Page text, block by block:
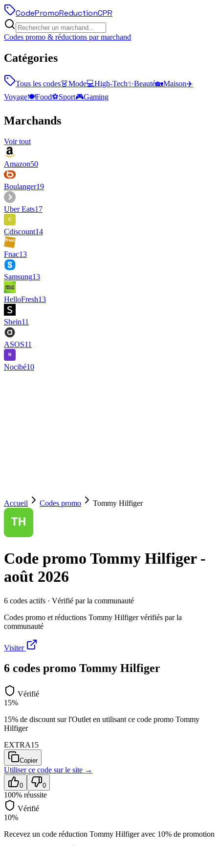
CodePromoReductionCPR
Codes promo & réductions par marchand
Catégories
Tous les codes👗Mode💻High-Tech✨Beauté🏡Maison✈️
Voyage🍽️Food⚽Sport🎮Gaming
Marchands
Voir tout
Amazon50
Boulanger19
Uber Eats17
Cdiscount14
Fnac13
Samsung13
HelloFresh13
Shein11
ASOS11
Nocibé10
Accueil Codes promo Tommy Hilfiger
Code promo Tommy Hilfiger-
août 2026
6 codes actifs · Vérifié par la communauté
Codes promo et réductions Tommy Hilfiger vérifiés par la
communauté
Visiter
6 codes promo Tommy Hilfiger
Vérifié
15%
15% de discount sur l'Outlet en utilisant ce code promo Tommy
Hilfiger
EXTRA15
Copier
Utiliser ce code surle site →
0 0
100% réussite
Vérifié
10%
Recevez un code réduction Tommy Hilfiger avec 10% de promotion